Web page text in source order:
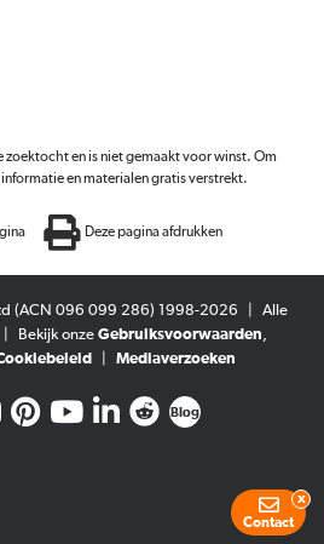
zoektocht en is niet gemaakt voor winst. Om
en materialen gratis verstrekt.
Deze pagina afdrukken
(ACN 096 099 286) 1998-2026
Alle
Bekijk onze Gebruiksvoorwaarden,
Mediaverzoeken
Blog
Contact
x